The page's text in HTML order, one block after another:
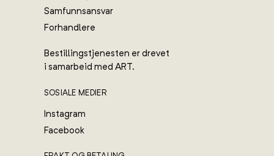
Samfunnsansvar
Forhandlere
Bestillingstjenesten er drevet
i samarbeid med ART.
SOSIALE MEDIER
Instagram
Facebook